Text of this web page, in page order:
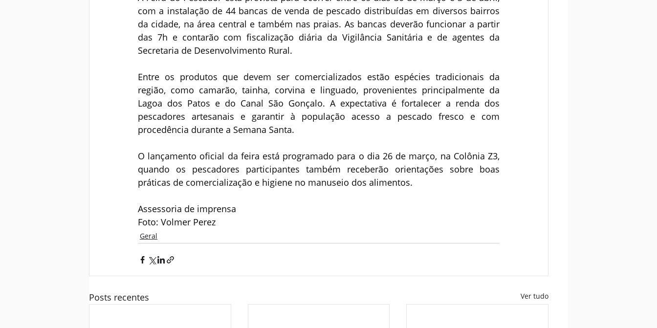
com a instalação de 44 bancas de venda de pescado distribuídas em diversos bairros
da cidade, na área central e também nas praias. As bancas deverão funcionar a partir
das 7h e contarão com fiscalização diária da Vigilância Sanitária e de agentes da
Secretaria de Desenvolvimento Rural.
Entre os produtos que devem ser comercializados estão espécies tradicionais da
região, como camarão, tainha, corvina e linguado, provenientes principalmente da
Lagoa dos Patos e do Canal São Gonçalo. A expectativa é fortalecer a renda dos
pescadores artesanais e garantir à população acesso a pescado fresco e com
procedência durante a Semana Santa.
O lançamento oficial da feira está programado para o dia 26 de março, na Colônia Z3,
quando os pescadores participantes também receberão orientações sobre boas
práticas de comercialização e higiene no manuseio dos alimentos.
Assessoria de imprensa
Foto: Volmer Perez
Geral
Posts recentes Ver tudo